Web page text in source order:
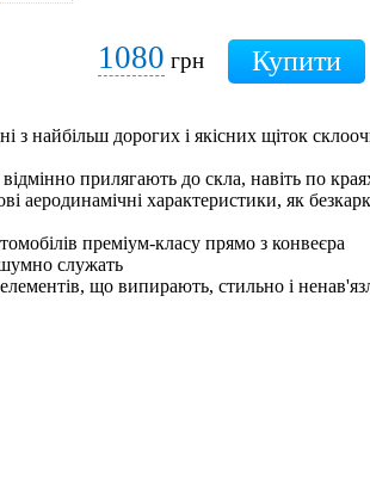
1080 грн
з найбільш дорогих і якісних щіток
відмінно прилягають до скла, навіть по
аеродинамічні характеристики, як
преміум-класу прямо з конвеєра
служать
що випирають, стильно і